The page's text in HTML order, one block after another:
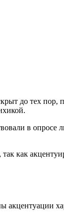
до тех пор,
в опросе
как
акцентуации